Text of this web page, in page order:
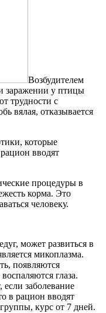
Возбудителем
заражении у птицы
трудности с
вялая, отказывается
которые
вводят
процедуры в
корма. Это
человеку.
может развиться в
микоплазма.
появляются
глаза.
заболевание
в рацион вводят
курс от 7 дней.